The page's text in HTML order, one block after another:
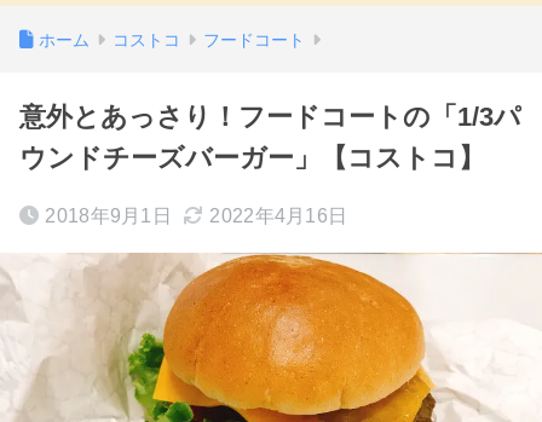
ホーム コストコ フードコート
意外とあっさり！フードコートの「1/3パ
ウンドチーズバーガー」【コストコ】
2018年9月1日 2022年4月16日